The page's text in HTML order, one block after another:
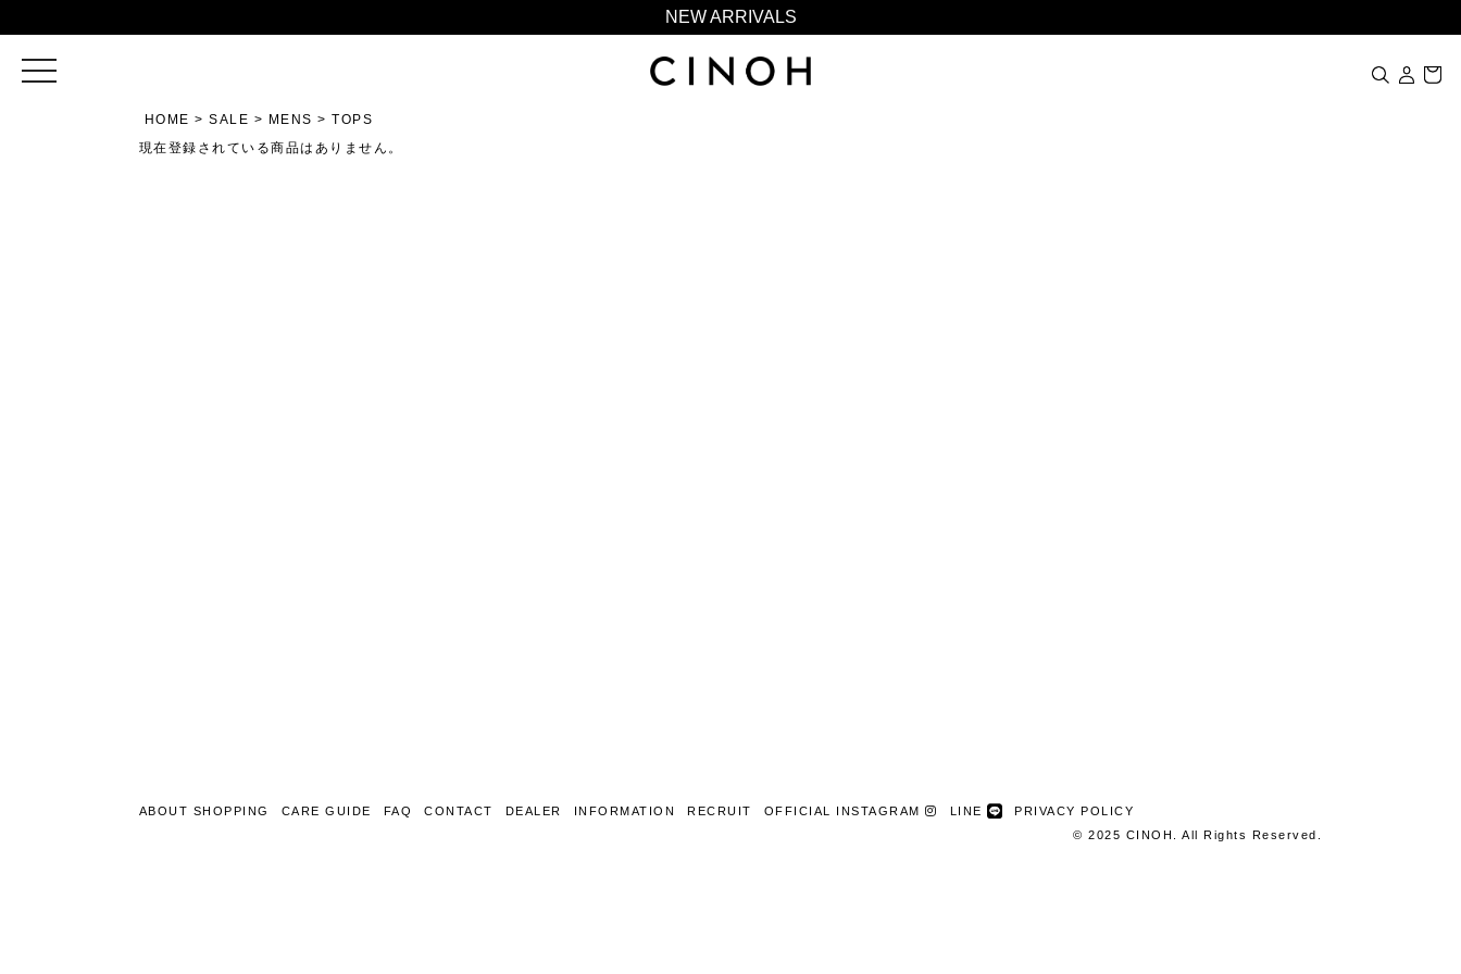
NEW ARRIVALS
ニュースレター登録で¥1,000クーポン進呈
toggle
HOME SALE MENS
TOPS
現在登録されている商品はありません。
ABOUT SHOPPING CARE GUIDE FAQ CONTACT DEALER INFORMATION RECRUIT OFFICIAL INSTAGRAM LINE
PRIVACY POLICY
© 2025 CINOH. All Rights Reserved.